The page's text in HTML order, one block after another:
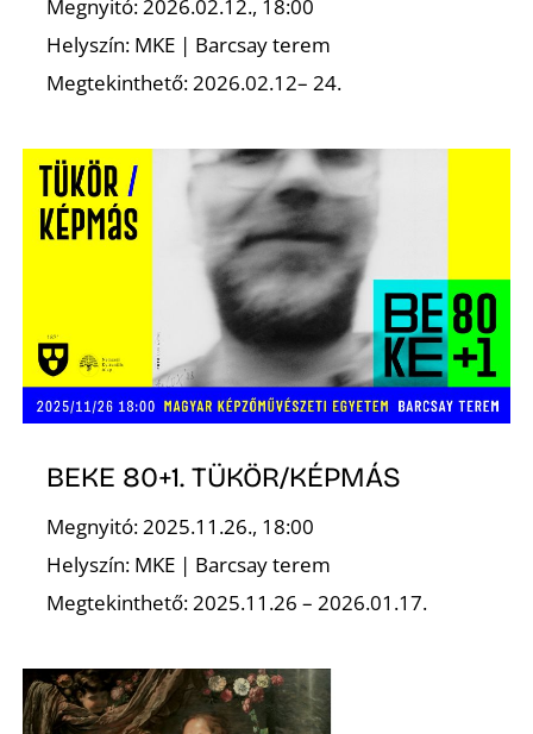
Megnyitó: 2026.02.12., 18:00
Helyszín: MKE | Barcsay terem
Megtekinthető: 2026.02.12– 24.
BEKE 80+1. TÜKÖR/KÉPMÁS
Megnyitó: 2025.11.26., 18:00
Helyszín: MKE | Barcsay terem
Megtekinthető: 2025.11.26 – 2026.01.17.